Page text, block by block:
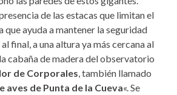
de las estacas que limitan el
que ayuda a mantener la seguridad
final, a una altura ya más cercana al
cabaña de madera del observatorio
de Corporales , también llamado
de Punta de la Cueva«. Se